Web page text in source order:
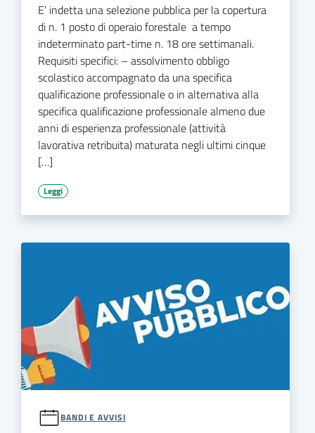
E’ indetta una selezione pubblica per la copertura
di n. 1 posto di operaio forestale a tempo
indeterminato part-time n. 18 ore settimanali.
Requisiti specifici: – assolvimento obbligo
scolastico accompagnato da una specifica
qualificazione professionale o in alternativa alla
specifica qualificazione professionale almeno due
anni di esperienza professionale (attività
lavorativa retribuita) maturata negli ultimi cinque
[…]
Leggi
BANDI E AVVISI